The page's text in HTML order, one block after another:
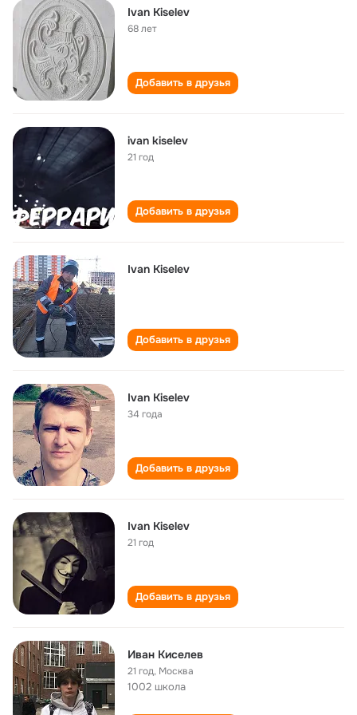
Ivan Kiselev
68 лет
Добавить в друзья
ivan kiselev
21 год
Добавить в друзья
Ivan Kiselev
Добавить в друзья
Ivan Kiselev
34 года
Добавить в друзья
Ivan Kiselev
21 год
Добавить в друзья
Иван Киселев
21 год, Москва
1002 школа